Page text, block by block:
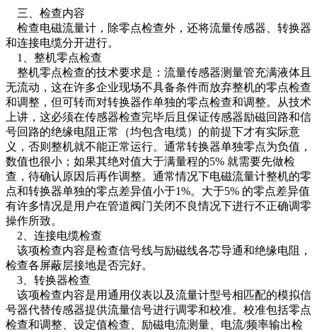
三、检查内容
检查电磁流量计，除零点检查外，还将流量传感器、转换器
和连接电缆分开进行。
1、整机零点检查
整机零点检查的技术要求是：流量传感器测量管充满液体且
无流动，这在许多企业现场不具备条件而放弃整机的零点检查
和调整，但可转而对转换器作单独的零点检查和调整。从技术
上讲，这必须在传感器检查完毕后且保证传感器励磁回路和信
号回路的绝缘电阻正常（均包含电缆）的前提下才有实际意
义，否则整机就不能正常运行。通常转换器单独零点为负值，
数值也很小；如果其绝对值大于满量程的5% 就需要先做检
查，待确认原因后再作调整。通常情况下电磁流量计整机的零
点和转换器单独的零点差异值小于1%。大于5% 的零点差异值
有许多情况是用户在管道阀门关闭不良情况下进行不正确调零
操作所致。
2、连接电缆检查
该项检查内容是检查信号线与励磁线各芯导通和绝缘电阻，
检查各屏蔽层接地是否完好。
3、转换器检查
该项检查内容是用通用仪表以及流量计型号相匹配的模拟信
号器代替传感器提供流量信号进行调零和校准。校准包括零点
检查和调整、设定值检查、励磁电流测量、电流/频率输出检